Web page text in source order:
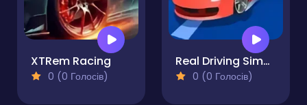
XTRem Racing
0 (0 Голосів)
Real Driving Simulator
0 (0 Голосів)